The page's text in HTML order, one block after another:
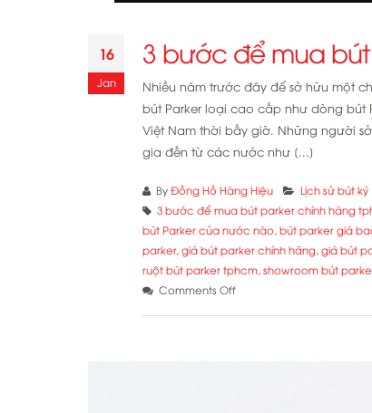
16
Jan
3 bước để mua bút
Nhiều năm trước đây để sở hữu một
bút Parker loại cao cấp như dòng bút
Việt Nam thời bấy giờ. Những người
gia đến từ các nước như [...]
By Đồng Hồ Hàng Hiệu
Lịch sử bút ký
3 bước để mua bút parker chính hãng
bút Parker của nước nào , bút parker giá
parker, giá bút parker chính hãng, giá bút
ruột bút parker tphcm, showroom bút
Comments Offon